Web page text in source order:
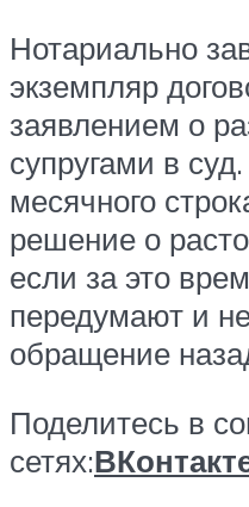
Нотариально
экземпляр
заявлением о
супругами в
месячного
решение о
если за это
передумают и
обращение
Поделитесь в
сетях: